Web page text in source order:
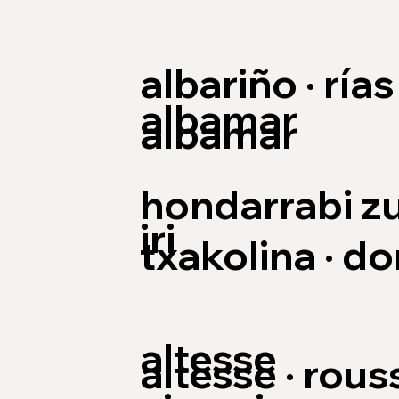
albamar
albariño ·
albamar
iri
hondarrabi
txakolina ·
altesse
altesse ·